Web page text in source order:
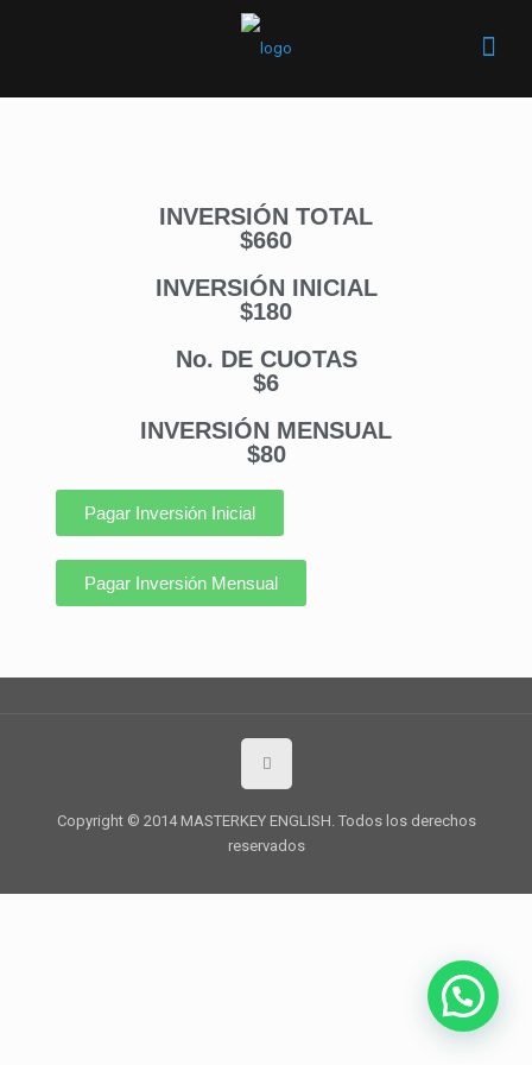
INVERSIÓN TOTAL
$660
INVERSIÓN INICIAL
$180
No. DE CUOTAS
$6
INVERSIÓN MENSUAL
$80
Pagar Inversión Inicial
Pagar Inversión Mensual
Copyright © 2014 MASTERKEY ENGLISH. Todos los derechos
reservados